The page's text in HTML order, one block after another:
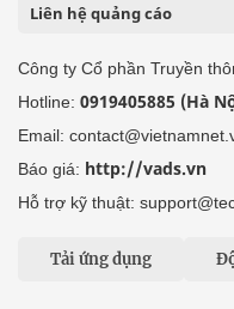
Liên hệ quảng cáo
Công ty Cổ phần Truyền
Hotline: 0919405885 (Hà
Email:
Báo giá: http://vads.vn
Hỗ trợ kỹ thuật:
Tải ứng dụng